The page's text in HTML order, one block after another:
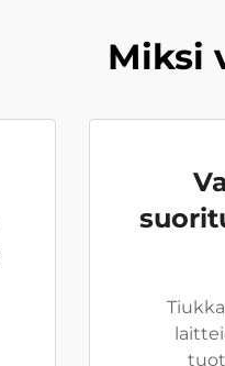
Miksi